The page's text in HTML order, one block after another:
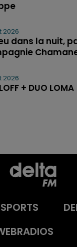
2026
dans la nuit,
2026
+ DUO LOMA
SPORTS